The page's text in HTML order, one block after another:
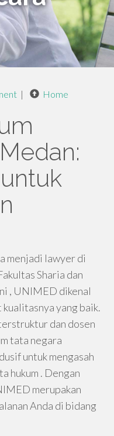
| Home
menjadi lawyer di
Sharia dan
, UNIMED dikenal
yang baik.
dan dosen
tata negara
untuk mengasah
hukum . Dengan
merupakan
Anda di bidang